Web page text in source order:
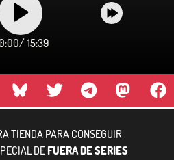
/ 15:39
TIENDA PARA CONSEGUIR
DEFUERA DE SERIES